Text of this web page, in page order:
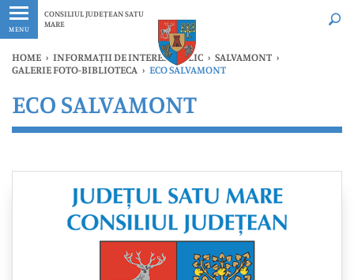
MENU
CONSILIUL JUDEȚEAN SATU
MARE
Ultimele
HOME › INFORMAȚII DE INTERES PUBLIC › SALVAMONT ›
GALERIE FOTO-BIBLIOTECA › ECO SALVAMONT
ECO SALVAMONT